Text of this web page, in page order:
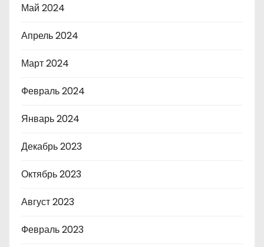
Май 2024
Апрель 2024
Март 2024
Февраль 2024
Январь 2024
Декабрь 2023
Октябрь 2023
Август 2023
Февраль 2023